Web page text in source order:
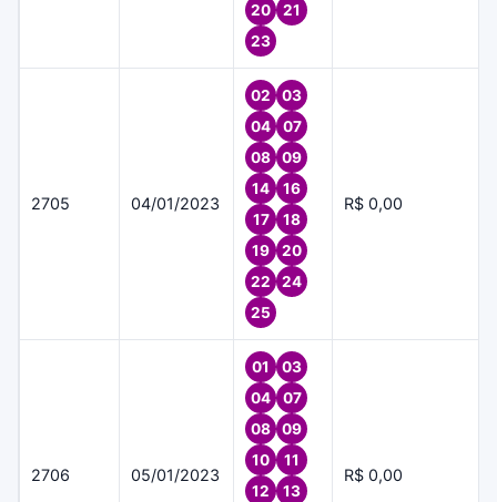
20
21
23
2705 04/01/2023
02
03
04
07
08
09
14
16
17
18
19
20
22
24
25
R$ 0,00
2706 05/01/2023
01
03
04
07
08
09
10
11
12
13
R$ 0,00